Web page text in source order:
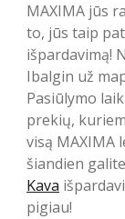
MAXIMA jūs
to, jūs taip
išpardavimą!
Ibalgin už
Pasiūlymo
prekių,
visą MAXIMA
šiandien
Kava
pigiau!